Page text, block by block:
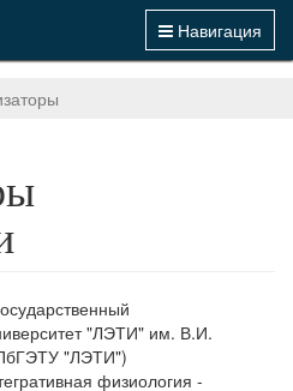
Навигация
"ЛЭТИ" им. В.И.
"ЛЭТИ")
физиология -